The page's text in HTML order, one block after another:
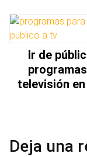
Ir de
televisión en
Deja una